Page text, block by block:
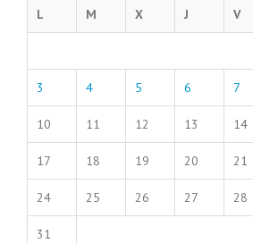
L M X J V
3 4 5 6 7
10 11 12 13 14
17 18 19 20 21
24 25 26 27 28
31